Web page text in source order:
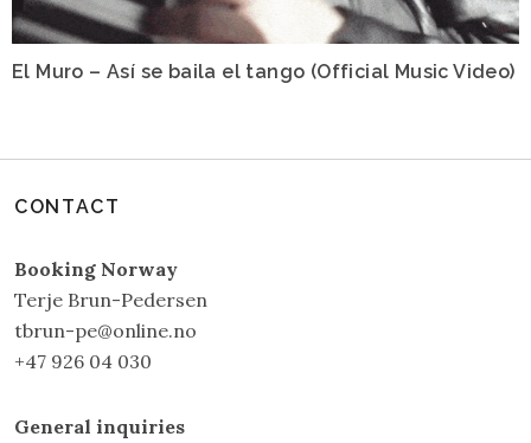
El Muro – Así se baila el tango (Official Music Video)
CONTACT
Booking Norway
Terje Brun-Pedersen
tbrun-pe@online.no
+47 926 04 030
General inquiries